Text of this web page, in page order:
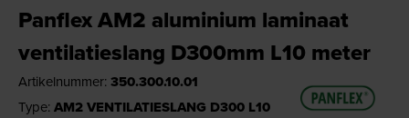
Panflex AM2 aluminium laminaat
ventilatieslang D300mm L10 meter
Artikelnummer: 350.300.10.01
Type: AM2 VENTILATIESLANG D300 L10